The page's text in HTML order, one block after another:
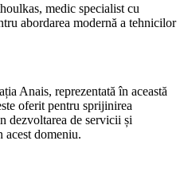
medic specialist cu
abordarea modernă a tehnicilor
Anais, reprezentată în această
oferit pentru sprijinirea
dezvoltarea de servicii și
domeniu.